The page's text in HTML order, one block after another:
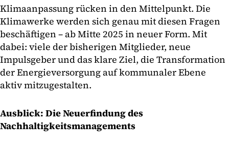
Klimaanpassung rücken in den Mittelpunkt. Die
Klimawerke werden sich genau mit diesen Fragen
beschäftigen – ab Mitte 2025 in neuer Form. Mit
dabei: viele der bisherigen Mitglieder, neue
Impulsgeber und das klare Ziel, die Transformation
der Energieversorgung auf kommunaler Ebene
aktiv mitzugestalten.
Ausblick: Die Neuerfindung des
Nachhaltigkeitsmanagements